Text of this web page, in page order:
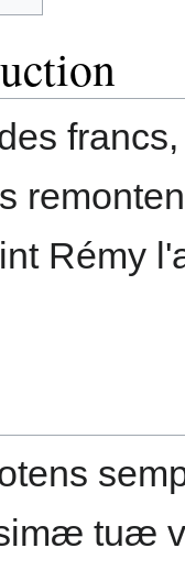
Rémy
tuæ